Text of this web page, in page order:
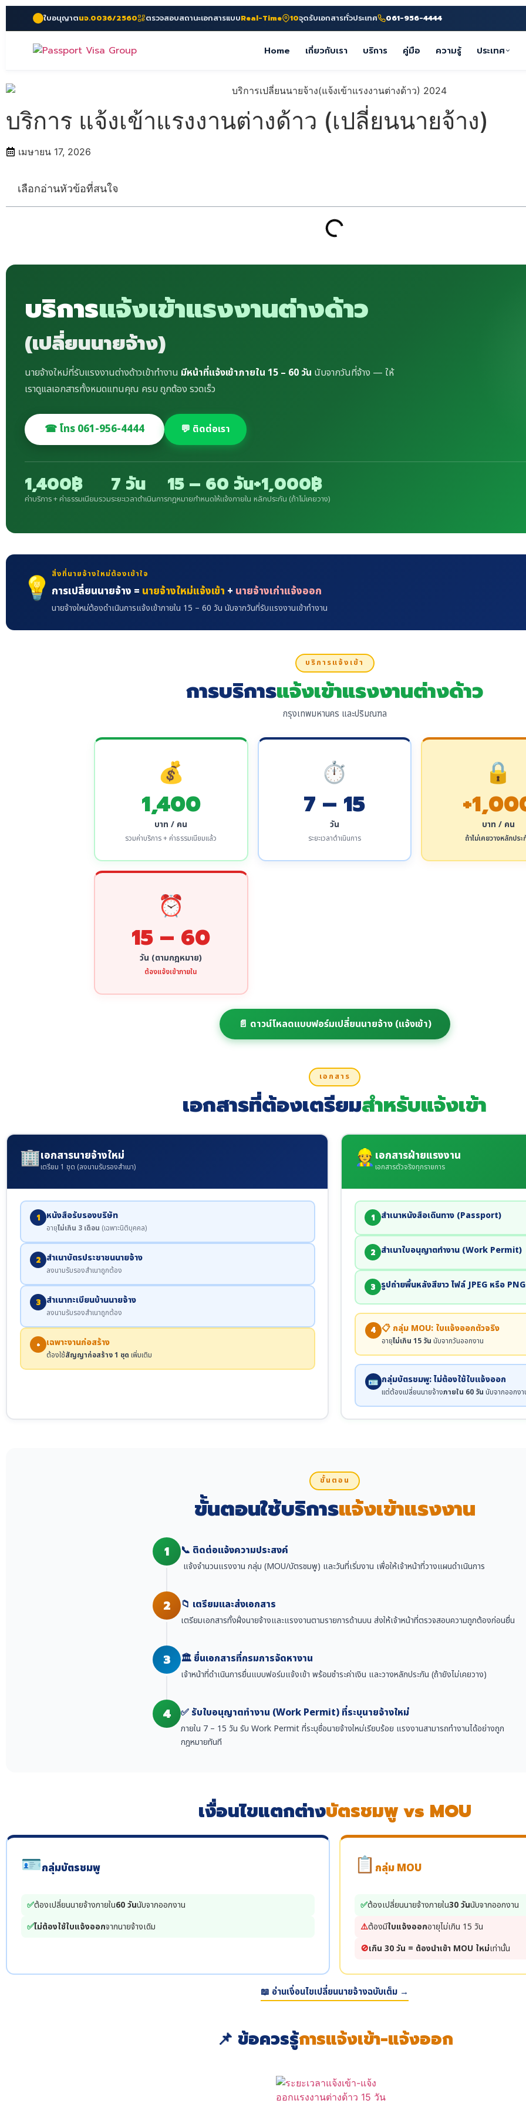
ใบอนุญาตนจ.0036/2560 ตรวจสอบสถานะเอกสารแบบReal-Time 10จุดรับเอกสารทั่วประเทศ 061-956-4444
Home เกี่ยวกับเรา บริการ คู่มือ ความรู้ ประเทศ
บริการ แจ้งเข้าแรงงานต่างด้าว (เปลี่ยนนายจ้าง)
เมษายน 17, 2026
เลือกอ่านหัวข้อที่สนใจ
บริการแจ้งเข้าแรงงานต่างด้าว
(เปลี่ยนนายจ้าง)
นายจ้างใหม่ที่รับแรงงานต่างด้าวเข้าทำงาน มีหน้าที่แจ้งเข้าภายใน 15 – 60 วัน นับจากวันที่จ้าง — ให้
เราดูแลเอกสารทั้งหมดแทนคุณ ครบ ถูกต้อง รวดเร็ว
☎ โทร 061-956-4444 💬 ติดต่อเรา
1,400฿
ค่าบริการ + ค่าธรรมเนียมรวม
7 วัน
ระยะเวลาดำเนินการ
15 – 60 วัน
กฎหมายกำหนดให้แจ้งภายใน
+1,000฿
หลักประกัน (ถ้าไม่เคยวาง)
💡 สิ่งที่นายจ้างใหม่ต้องเข้าใจ
การเปลี่ยนนายจ้าง = นายจ้างใหม่แจ้งเข้า + นายจ้างเก่าแจ้งออก
นายจ้างใหม่ต้องดำเนินการแจ้งเข้าภายใน 15 – 60 วัน นับจากวันที่รับแรงงานเข้าทำงาน
บริการแจ้งเข้า
การบริการแจ้งเข้าแรงงานต่างด้าว
กรุงเทพมหานคร และปริมณฑล
💰
1,400
บาท / คน
รวมค่าบริการ + ค่าธรรมเนียมแล้ว
⏱️
7 – 15
วัน
ระยะเวลาดำเนินการ
🔒
บาท / คน
ถ้าไม่เคยวางหลักปร
⏰
15 – 60
วัน (ตามกฎหมาย)
ต้องแจ้งเข้าภายใน
📄 ดาวน์โหลดแบบฟอร์มเปลี่ยนนายจ้าง (แจ้งเข้า)
เอกสาร
เอกสารที่ต้องเตรียมสำหรับแจ้งเข้า
🏢เอกสารนายจ้างใหม่
เตรียม 1 ชุด (ลงนามรับรองสำเนา)
1 หนังสือรับรองบริษัท
อายุไม่เกิน 3 เดือน (เฉพาะนิติบุคคล)
2 สำเนาบัตรประชาชนนายจ้าง
ลงนามรับรองสำเนาถูกต้อง
3 สำเนาทะเบียนบ้านนายจ้าง
ลงนามรับรองสำเนาถูกต้อง
+ เฉพาะงานก่อสร้าง
ต้องใช้สัญญาก่อสร้าง 1 ชุด เพิ่มเติม
👷 เอกสารฝ่ายแรงงาน
เอกสารตัวจริงทุกรายการ
1 สำเนาหนังสือเดินทาง (Passport)
2 สำเนาใบอนุญาตทำงาน (Work Permit)
3 รูปถ่ายพื้นหลังสีขาว ไฟล์ JPEG หรือ PNG
4 📋 กลุ่ม MOU: ใบแจ้งออกตัวจริง
อายุไม่เกิน 15 วัน นับจากวันออกงาน
🪪 กลุ่มบัตรชมพู: ไม่ต้องใช้ใบแจ้งออก
แต่ต้องเปลี่ยนนายจ้างภายใน 60 วัน นับจากออกงา
ขั้นตอน
ขั้นตอนใช้บริการแจ้งเข้าแรงงาน
1 📞 ติดต่อแจ้งความประสงค์
แจ้งจำนวนแรงงาน กลุ่ม (MOU/บัตรชมพู) และวันที่เริ่มงาน เพื่อให้เจ้าหน้าที่วางแผนดำเนินการ
2 📁 เตรียมและส่งเอกสาร
เตรียมเอกสารทั้งฝั่งนายจ้างและแรงงานตามรายการด้านบน ส่งให้เจ้าหน้าที่ตรวจสอบความถูกต้องก่อนยื่น
3 🏛️ ยื่นเอกสารที่กรมการจัดหางาน
เจ้าหน้าที่ดำเนินการยื่นแบบฟอร์มแจ้งเข้า พร้อมชำระค่าเงิน และวางหลักประกัน (ถ้ายังไม่เคยวาง)
4 ✅ รับใบอนุญาตทำงาน (Work Permit) ที่ระบุนายจ้างใหม่
ภายใน 7 – 15 วัน รับ Work Permit ที่ระบุชื่อนายจ้างใหม่เรียบร้อย แรงงานสามารถทำงานได้อย่างถูก
กฎหมายทันที
เงื่อนไขแตกต่างบัตรชมพู vs MOU
🪪กลุ่มบัตรชมพู
✅ต้องเปลี่ยนนายจ้างภายใน60 วันนับจากออกงาน
✅ไม่ต้องใช้ใบแจ้งออกจากนายจ้างเดิม
📋 กลุ่ม MOU
✅ต้องเปลี่ยนนายจ้างภายใน30 วันนับจากออกงาน
⚠️ต้องมีใบแจ้งออกอายุไม่เกิน 15 วัน
🚫เกิน 30 วัน = ต้องนำเข้า MOU ใหม่เท่านั้น
📖 อ่านเงื่อนไขเปลี่ยนนายจ้างฉบับเต็ม →
📌 ข้อควรรู้การแจ้งเข้า-แจ้งออก